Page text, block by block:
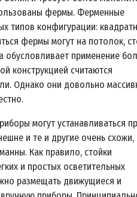
фермы. Ферменные
типов конфигурации:
фермы могут на потолок,
обусловливает применение
конструкцией считаются
Однако они довольно
могут устанавливаться
и те и другие очень схожи,
Как правило, стойки
и простых осветительных
размещать движущиеся и